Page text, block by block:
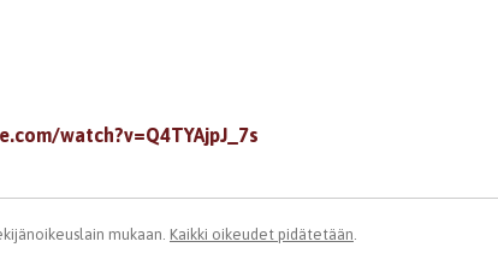
watch?v=Q4TYAjpJ_7s
mukaan. Kaikki oikeudet pidätetään